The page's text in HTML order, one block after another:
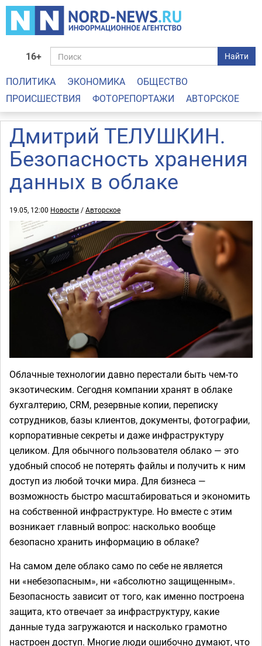
16+ Найти
ПОЛИТИКА ЭКОНОМИКА
ОБЩЕСТВО
ПРОИСШЕСТВИЯ
ФОТОРЕПОРТАЖИ АВТОРСКОЕ
Дмитрий ТЕЛУШКИН.
Безопасность хранения
данных в облаке
19.05, 12:00 Новости /Авторское
Облачные технологии давно перестали быть чем-то
экзотическим. Сегодня компании хранят в облаке
бухгалтерию, CRM, резервные копии, переписку
сотрудников, базы клиентов, документы, фотографии,
корпоративные секреты и даже инфраструктуру
целиком. Для обычного пользователя облако — это
удобный способ не потерять файлы и получить к ним
доступ из любой точки мира. Для бизнеса —
возможность быстро масштабироваться и экономить
на собственной инфраструктуре. Но вместе с этим
возникает главный вопрос: насколько вообще
безопасно хранить информацию в облаке?
На самом деле облако само по себе не является
ни «небезопасным», ни «абсолютно защищенным».
Безопасность зависит от того, как именно построена
защита, кто отвечает за инфраструктуру, какие
данные туда загружаются и насколько грамотно
настроен доступ. Многие люди ошибочно думают, что